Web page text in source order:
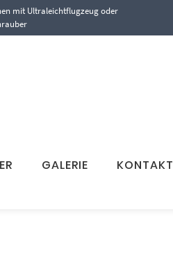
mit Ultraleichtflugzeug oder
GALERIE KONTAKT